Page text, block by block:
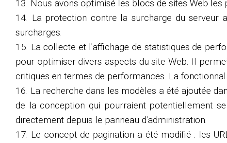
13. Nous avons optimisé les blocs de sites Web
14. La protection contre la surcharge du serveur
surcharges.
15. La collecte et l'affichage de statistiques de
pour optimiser divers aspects du site Web. Il
critiques en termes de performances. La
16. La recherche dans les modèles a été ajoutée
de la conception qui pourraient potentiellement
directement depuis le panneau d'administration.
17. Le concept de pagination a été modifié : les